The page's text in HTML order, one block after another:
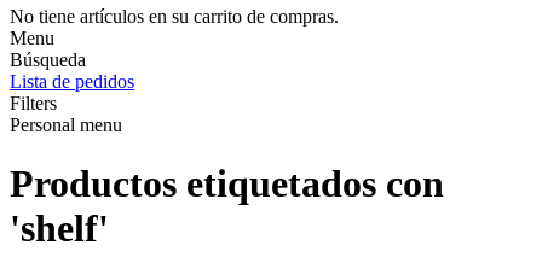
No tiene artículos en su carrito de compras.
Menu
Búsqueda
Lista de pedidos
Filters
Personal menu
Productos etiquetados con
'shelf'